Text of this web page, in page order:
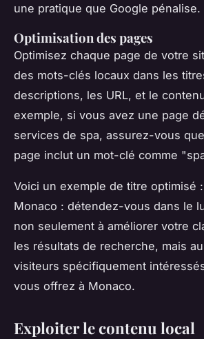
une pratique que Google pénalise.
Optimisation des pages
Optimisez chaque page de votre
des mots-clés locaux dans les
descriptions, les URL, et le
exemple, si vous avez une page
services de spa, assurez-vous
page inclut un mot-clé comme "
Voici un exemple de titre optimisé
Monaco : détendez-vous dans le
non seulement à améliorer votre
les résultats de recherche, mais
visiteurs spécifiquement
vous offrez à Monaco.
Exploiter le contenu local